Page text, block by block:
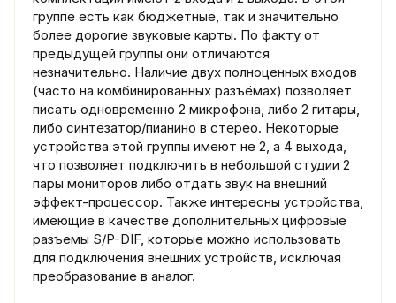
группе есть как бюджетные, так и значительно
более дорогие звуковые карты. По факту от
предыдущей группы они отличаются
незначительно. Наличие двух полноценных входов
(часто на комбинированных разъёмах) позволяет
писать одновременно 2 микрофона, либо 2 гитары,
либо синтезатор/пианино в стерео. Некоторые
устройства этой группы имеют не 2, а 4 выхода,
что позволяет подключить в небольшой студии 2
пары мониторов либо отдать звук на внешний
эффект-процессор. Также интересны устройства,
имеющие в качестве дополнительных цифровые
разъемы S/P-DIF, которые можно использовать
для подключения внешних устройств, исключая
преобразование в аналог.